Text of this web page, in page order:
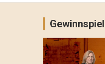
Gewinnspiel